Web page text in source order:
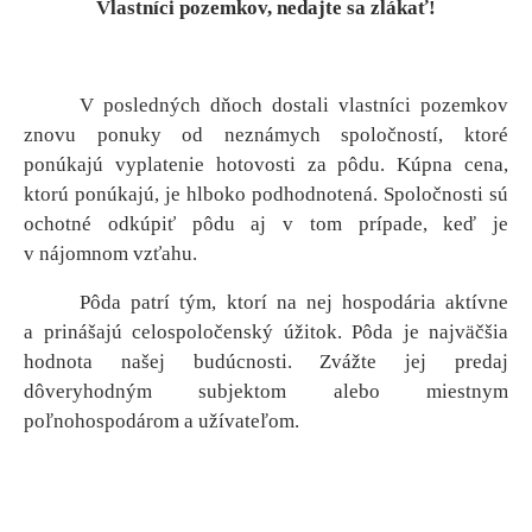
Vlastníci pozemkov, nedajte sa zlákať!
V posledných dňoch dostali vlastníci pozemkov
znovu ponuky od neznámych spoločností, ktoré
ponúkajú vyplatenie hotovosti za pôdu. Kúpna cena,
ktorú ponúkajú, je hlboko podhodnotená. Spoločnosti sú
ochotné odkúpiť pôdu aj v tom prípade, keď je
v nájomnom vzťahu.
Pôda patrí tým, ktorí na nej hospodária aktívne
a prinášajú celospoločenský úžitok. Pôda je najväčšia
hodnota našej budúcnosti. Zvážte jej predaj
dôveryhodným subjektom alebo miestnym
poľnohospodárom a užívateľom.